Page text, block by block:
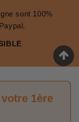
sont 100%
1ère